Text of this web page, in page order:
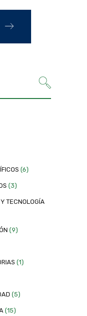
(6)
(3)
TECNOLOGÍA
(9)
(1)
(5)
(15)